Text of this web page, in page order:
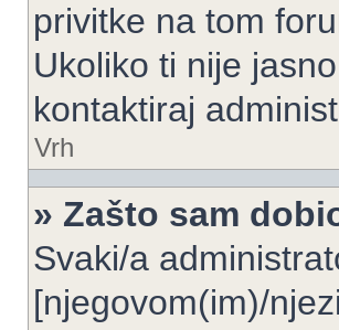
privitke na tom
Ukoliko ti nije
kontaktiraj
Vrh
» Zašto sam
Svaki/a
[njegovom(im)/